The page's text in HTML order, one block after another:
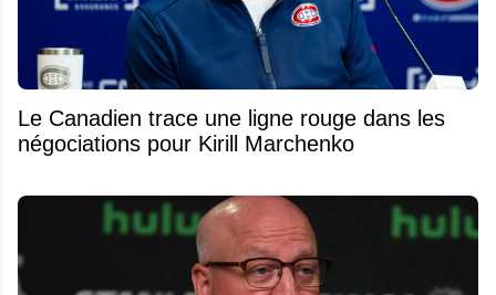
Le Canadien trace une ligne rouge dans les
négociations pour Kirill Marchenko